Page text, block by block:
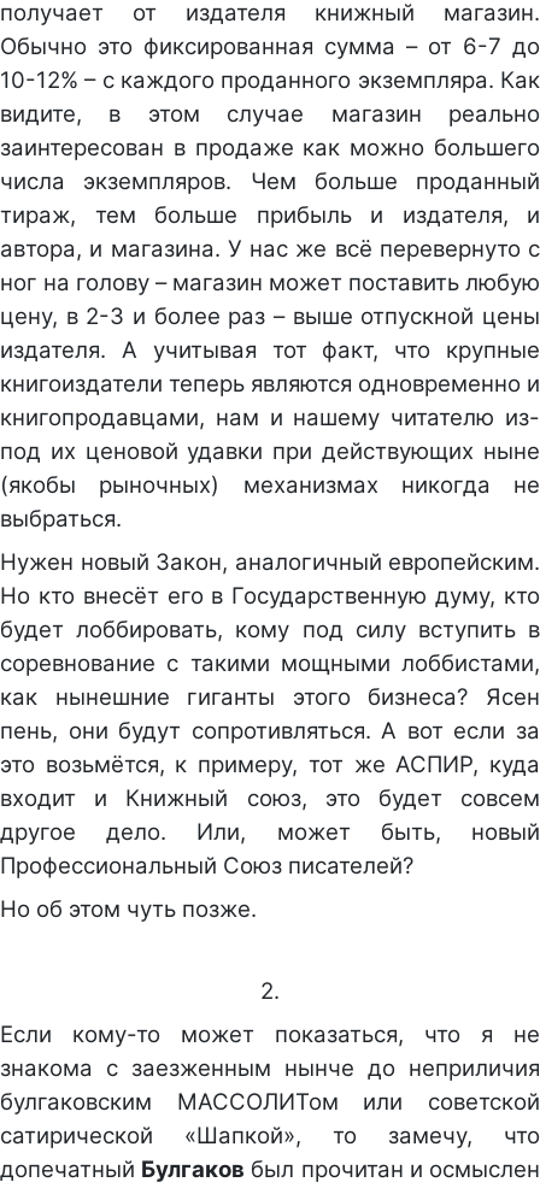
получает от издателя книжный магазин.
Обычно это фиксированная сумма – от 6-7 до
10-12% – с каждого проданного экземпляра. Как
видите, в этом случае магазин реально
заинтересован в продаже как можно большего
числа экземпляров. Чем больше проданный
тираж, тем больше прибыль и издателя, и
автора, и магазина. У нас же всё перевернуто с
ног на голову – магазин может поставить любую
цену, в 2-3 и более раз – выше отпускной цены
издателя. А учитывая тот факт, что крупные
книгоиздатели теперь являются одновременно и
книгопродавцами, нам и нашему читателю из-
под их ценовой удавки при действующих ныне
(якобы рыночных) механизмах никогда не
выбраться.
Нужен новый Закон, аналогичный европейским.
Но кто внесёт его в Государственную думу, кто
будет лоббировать, кому под силу вступить в
соревнование с такими мощными лоббистами,
как нынешние гиганты этого бизнеса? Ясен
пень, они будут сопротивляться. А вот если за
это возьмётся, к примеру, тот же АСПИР, куда
входит и Книжный союз, это будет совсем
другое дело. Или, может быть, новый
Профессиональный Союз писателей?
Но об этом чуть позже.
2.
Если кому-то может показаться, что я не
знакома с заезженным нынче до неприличия
булгаковским МАССОЛИТом или советской
сатирической «Шапкой», то замечу, что
допечатный Булгаков был прочитан и осмыслен